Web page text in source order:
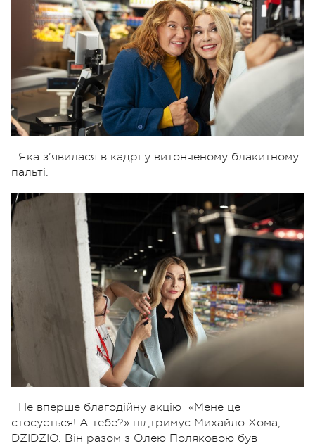
Яка з'явилася в кадрі у витонченому блакитному
пальті.
Не вперше благодійну акцію
«Мене це
стосується! А тебе?» підтримує Михайло Хома,
DZIDZIO. Він разом з Олею Поляковою був